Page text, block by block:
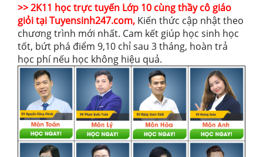
>> 2K11 học trực tuyến Lớp 10 cùng thầy cô giáo
giỏi tại Tuyensinh247.com, Kiến thức cập nhật theo
chương trình mới nhất. Cam kết giúp học sinh học
tốt, bứt phá điểm 9,10 chỉ sau 3 tháng, hoàn trả
học phí nếu học không hiệu quả.